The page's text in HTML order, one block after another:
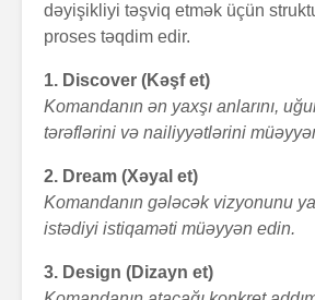
dəyişikliyi təşviq etmək üçün
proses təqdim edir.
1. Discover (Kəşf et)
Komandanın ən yaxşı anlarını,
tərəflərini və nailiyyətlərini
2. Dream (Xəyal et)
Komandanın gələcək vizyonunu
istədiyi istiqaməti müəyyən edin.
3. Design (Dizayn et)